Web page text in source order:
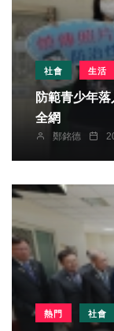
社會 生活
防範青少年落入網路陷阱
全網
鄭銘德
熱門 社會